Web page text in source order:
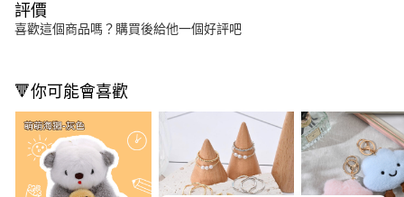
評價
喜歡這個商品嗎？購買後給他一個好評吧
🔻你可能會喜歡